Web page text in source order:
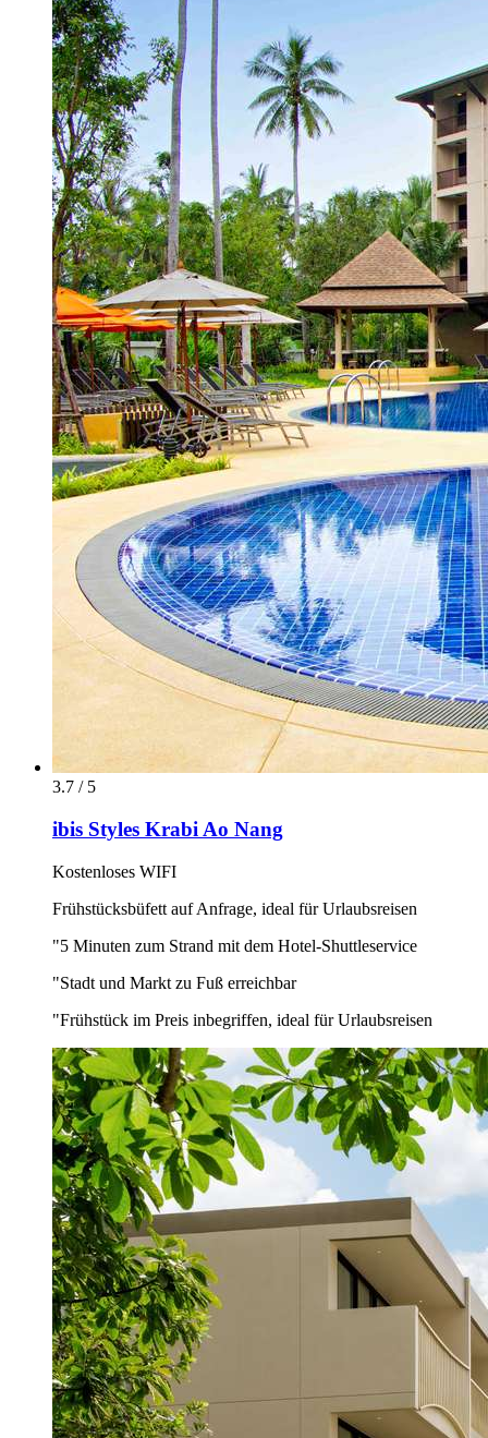
3.7 / 5
ibis Styles Krabi Ao Nang
Kostenloses WIFI
Frühstücksbüfett auf Anfrage, ideal für Urlaubsreisen
"5 Minuten zum Strand mit dem Hotel-Shuttleservice
"Stadt und Markt zu Fuß erreichbar
"Frühstück im Preis inbegriffen, ideal für Urlaubsreisen